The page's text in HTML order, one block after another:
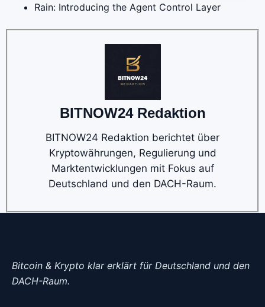
Rain: Introducing the Agent Control Layer
BITNOW24 Redaktion
BITNOW24 Redaktion berichtet über
Kryptowährungen, Regulierung und
Marktentwicklungen mit Fokus auf
Deutschland und den DACH-Raum.
Bitcoin & Krypto klar erklärt für Deutschland und den
DACH-Raum.